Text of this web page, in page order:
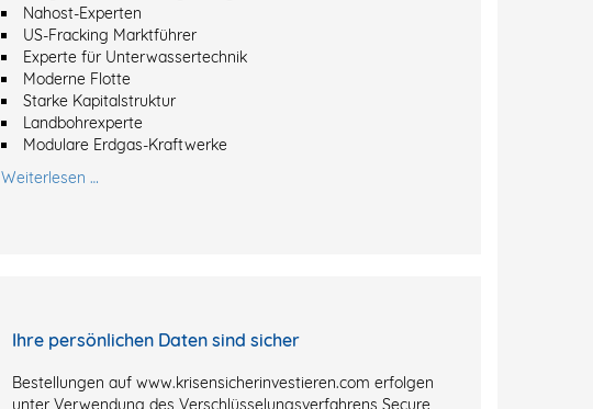
Nahost-Experten
US-Fracking Marktführer
Experte für Unterwassertechnik
Moderne Flotte
Starke Kapitalstruktur
Landbohrexperte
Modulare Erdgas-Kraftwerke
Weiterlesen …
Ihre persönlichen Daten sind sicher
Bestellungen auf www.krisensicherinvestieren.com erfolgen
unter Verwendung des Verschlüsselungsverfahrens Secure